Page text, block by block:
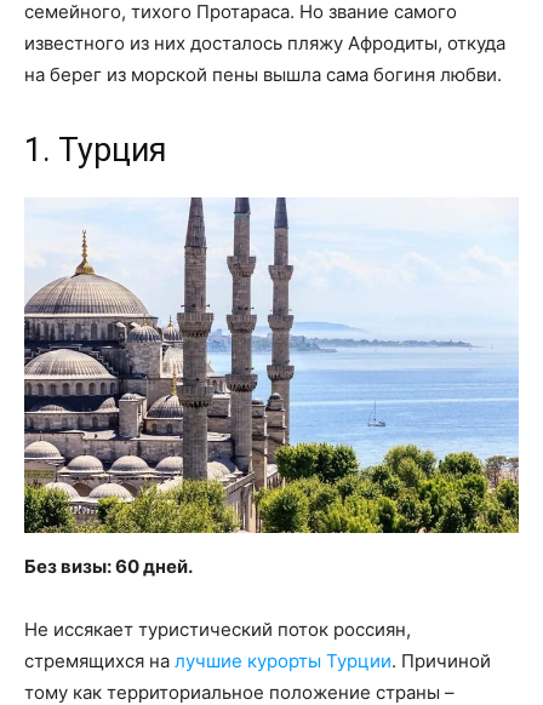
семейного, тихого Протараса. Но звание самого
известного из них досталось пляжу Афродиты, откуда
на берег из морской пены вышла сама богиня любви.
1. Турция
Без визы: 60 дней.
Не иссякает туристический поток россиян,
стремящихся на лучшие курорты Турции. Причиной
тому как территориальное положение страны –